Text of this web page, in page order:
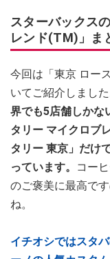
スターバックス
レンド(TM)」ま
今回は「東京 ロー
いてご紹介しました
界でも5店舗しかな
タリー マイクロブ
タリー 東京」だけ
っています。
コー
のご褒美に最高で
ね。
イチオシではスタ